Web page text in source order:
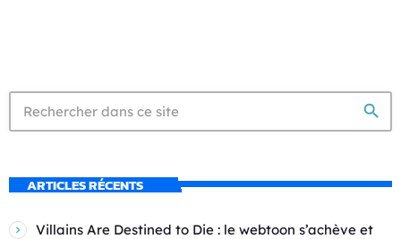
search
ARTICLES RÉCENTS
Villains Are Destined to Die : le webtoon s’achève et